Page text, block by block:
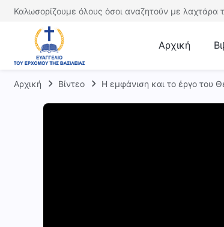
Καλωσορίζουμε όλους όσοι αναζητούν με λαχτάρα
Αρχική
Αρχική Βίντεο Η εμφάνιση και το έργο του